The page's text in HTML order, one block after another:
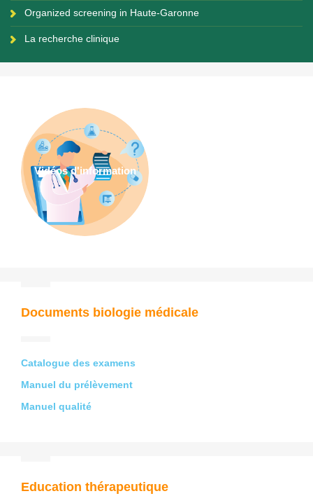
Organized screening in Haute-Garonne
La recherche clinique
Vidéos d'information
Documents biologie médicale
Catalogue des examens
Manuel du prélèvement
Manuel qualité
Education thérapeutique